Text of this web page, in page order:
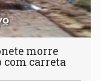
morre
com carreta